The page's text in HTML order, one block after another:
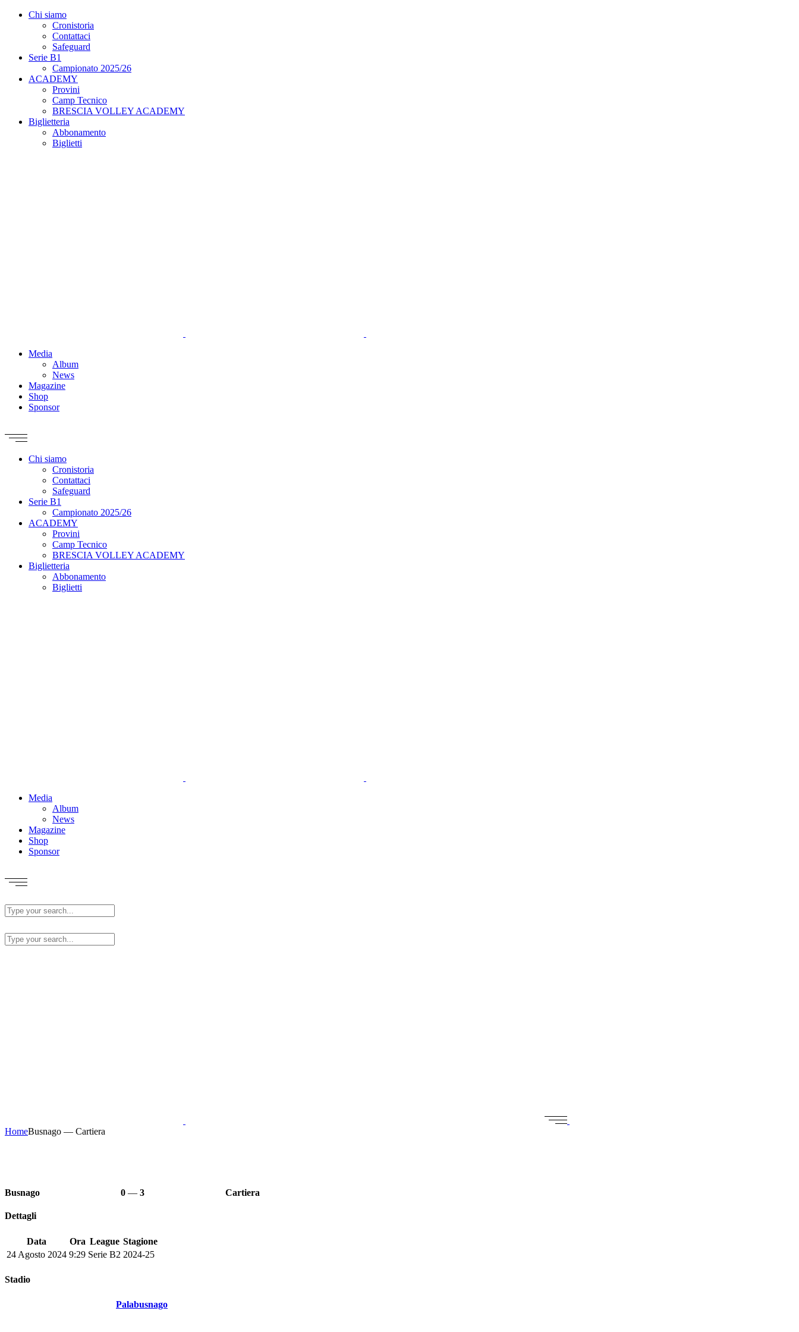
Chi siamo
Cronistoria
Contattaci
Safeguard
Serie B1
Campionato 2025/26
ACADEMY
Provini
Camp Tecnico
BRESCIA VOLLEY ACADEMY
Biglietteria
Abbonamento
Biglietti
Media
Album
News
Magazine
Shop
Sponsor
Chi siamo
Cronistoria
Contattaci
Safeguard
Serie B1
Campionato 2025/26
ACADEMY
Provini
Camp Tecnico
BRESCIA VOLLEY ACADEMY
Biglietteria
Abbonamento
Biglietti
Media
Album
News
Magazine
Shop
Sponsor
HomeBusnago — Cartiera
Busnago 0 — 3 Cartiera
Dettagli
Data Ora League Stagione
24 Agosto 2024 9:29 Serie B2 2024-25
Stadio
Palabusnago